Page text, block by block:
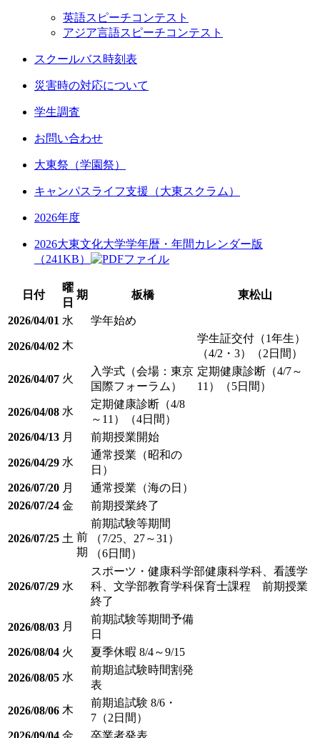
英語スピーチコンテスト
アジア言語スピーチコンテスト
スクールバス時刻表
災害時の対応について
学生調査
お問い合わせ
大東祭（学園祭）
キャンパスライフ支援（大東スクラム）
2026年度
2026大東文化大学学年暦・年間カレンダー版
（241KB）
日付
曜
日
期 板橋 東松山
2026/04/01 水
前
期
学年始め
2026/04/02 木
学生証交付（1年生）
（4/2・3）（2日間）
2026/04/07 火
入学式（会場：東京
国際フォーラム）
定期健康診断（4/7～
11）（5日間）
2026/04/08 水
定期健康診断（4/8
～11）（4日間）
2026/04/13 月 前期授業開始
2026/04/29 水
通常授業（昭和の
日）
2026/07/20 月
通常授業（海の日）
2026/07/24 金 前期授業終了
2026/07/25 土
前期試験等期間
（7/25、27～31）
（6日間）
2026/07/29 水
スポーツ・健康科学部健康科学科、看護学
科、文学部教育学科保育士課程 前期授業
終了
2026/08/03 月
前期試験等期間予備
日
2026/08/04 火 夏季休暇 8/4～9/15
2026/08/05 水
前期追試験時間割発
表
2026/08/06 木
前期追試験 8/6・
7（2日間）